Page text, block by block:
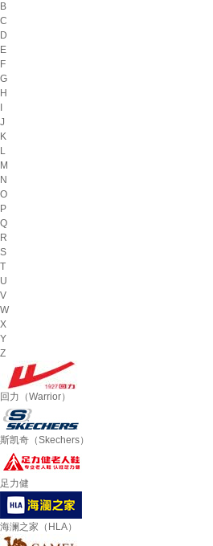
B
C
D
E
F
G
H
J
K
L
M
N
O
P
Q
R
S
T
U
V
W
X
Y
Z
回力（Warrior）
斯凯奇（Skechers）
足力健
海澜之家（HLA）